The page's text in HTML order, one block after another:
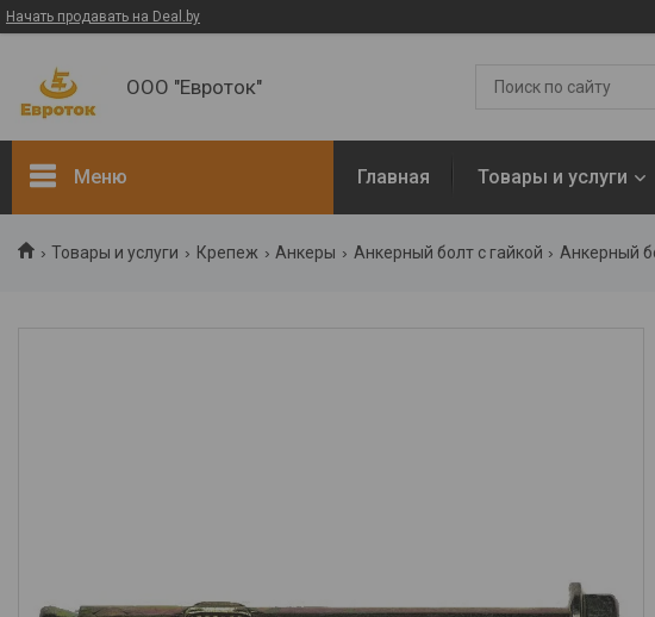
Начать продавать на Deal.by
ООО "Евроток"
Меню
РАБОТЫ
Монтажные изделия
Главная Товары и услуги
Товары и услуги Крепеж Анкеры Анкерный болт с гайкой Анкерный